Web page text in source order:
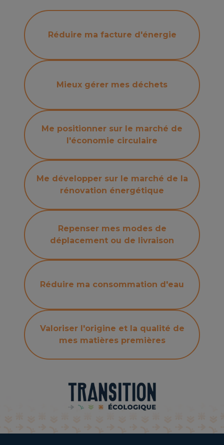
Réduire ma facture d'énergie
Mieux gérer mes déchets
Me positionner sur le marché de
l'économie circulaire
Me développer sur le marché de la
rénovation énergétique
Repenser mes modes de
déplacement ou de livraison
Réduire ma consommation d'eau
Valoriser l'origine et la qualité de
mes matières premières